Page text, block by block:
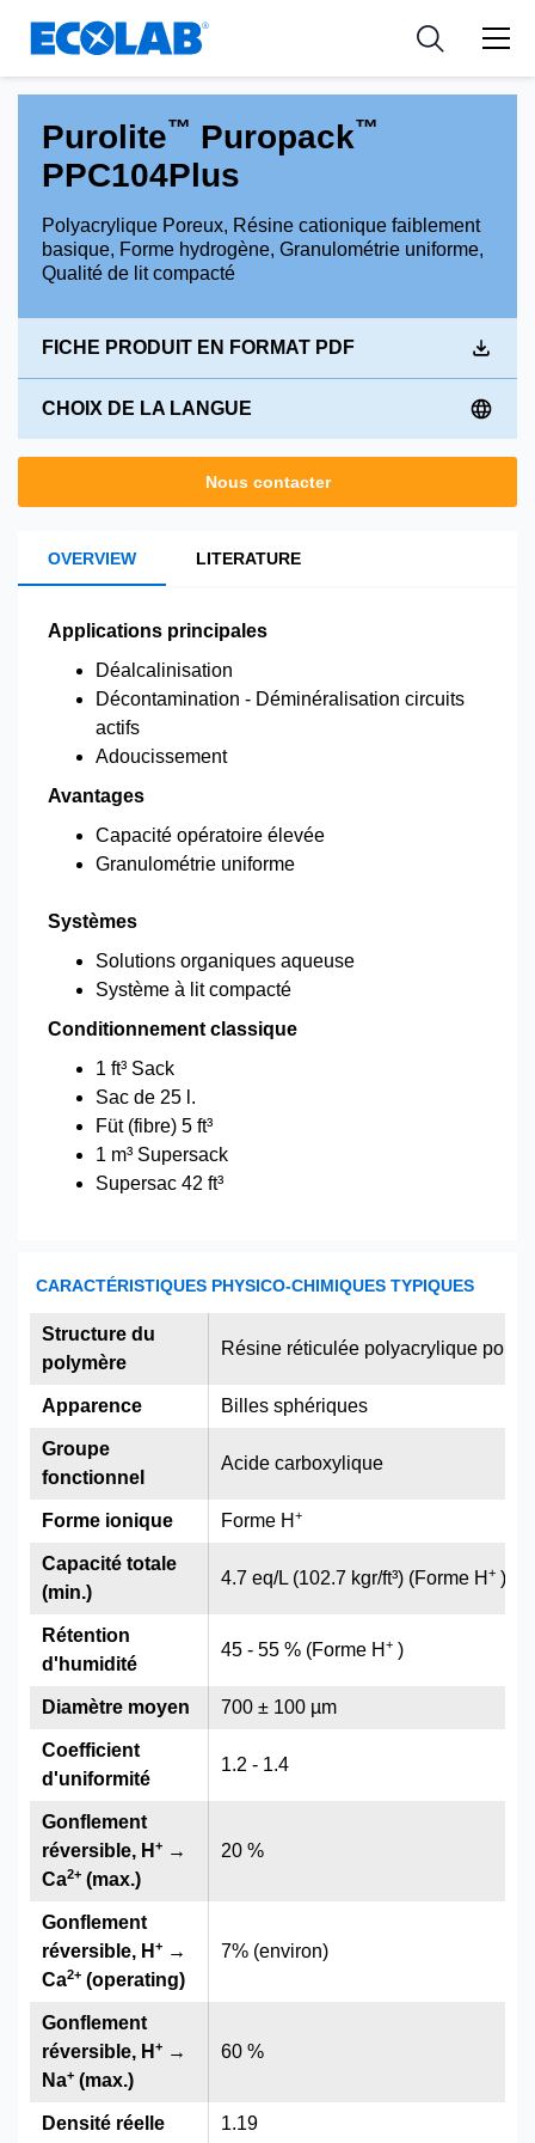
Resources
les industries
Pharmaceutical
Medical Devices and Diagnostics
Nutraceuticals
Nouvelles et Evènements
Tools
Purolite™ Puropack™
PPC104Plus
Polyacrylique Poreux, Résine cationique faiblement
basique, Forme hydrogène, Granulométrie uniforme,
Qualité de lit compacté
FICHE PRODUIT EN FORMAT PDF
CHOIX DE LA LANGUE
Nous contacter
OVERVIEW LITERATURE
Applications principales
Déalcalinisation
Décontamination - Déminéralisation circuits
actifs
Adoucissement
Avantages
Capacité opératoire élevée
Granulométrie uniforme
Systèmes
Solutions organiques aqueuse
Système à lit compacté
Conditionnement classique
1 ft³ Sack
Sac de 25 l.
Füt (fibre) 5 ft³
1 m³ Supersack
Supersac 42 ft³
CARACTÉRISTIQUES PHYSICO-CHIMIQUES TYPIQUES
Résine réticulée polyacrylique
Billes sphériques
Acide carboxylique
Forme H +
4.7 eq/L (102.7 kgr/ft³) (Forme H + )
45 - 55 % (Forme H + )
700 ± 100 µm
1.2 - 1.4
20 %
7% (environ)
60 %
1.19
Structure du
polymère
Apparence
Groupe
fonctionnel
Forme ionique
Capacité totale
(min.)
Rétention
d'humidité
Diamètre moyen
Coefficient
d'uniformité
Gonflement
réversible, H + →
Ca2+ (max.)
Gonflement
réversible, H + →
Ca2+ (operating)
Gonflement
réversible, H + →
Na+ (max.)
Densité réelle